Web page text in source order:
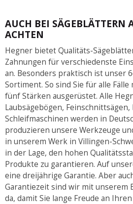
AUCH BEI SÄGEBLÄTTERN
ACHTEN
Hegner bietet Qualitäts-
Zahnungen für verschiedenste
an. Besonders praktisch ist unser
Sortiment. So sind Sie für alle
fünf Stärken ausgerüstet. Alle
Laubsägebögen,
Schleifmaschinen werden in
produzieren unsere Werkzeuge
in unserem Werk in Villingen-
in der Lage, den hohen
Produkte zu garantieren. Auf
eine dreijährige Garantie. Aber
Garantiezeit sind wir mit unserem
da, damit Sie lange Freude an